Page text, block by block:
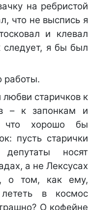
на ребристой
что не выспись я
и клевал
следует, я бы был
работы.
старичков к
– к запонкам и
хорошо бы
пусть старички
носят
а не Лексусах
о том, как ему,
в космос
О кофейне